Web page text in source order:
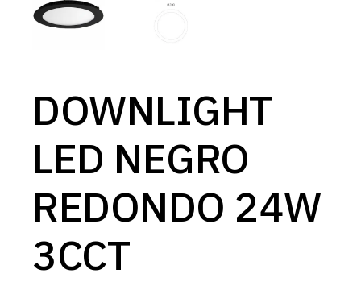
DOWNLIGHT
LED NEGRO
REDONDO 24W
3CCT